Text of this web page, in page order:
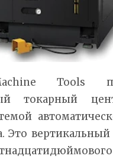
Tools
токарный
Это